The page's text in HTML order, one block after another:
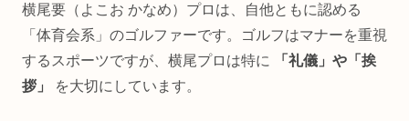
横尾要（よこお かなめ）プロは、自他ともに認める
「体育会系」のゴルファーです。ゴルフはマナーを重視
するスポーツですが、横尾プロは特に
「礼儀」や「挨
拶」
を大切にしています。